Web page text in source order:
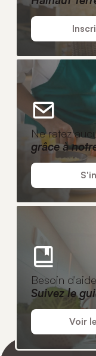
Ne ratez
grâce à
Besoin
Suivez le
Voir